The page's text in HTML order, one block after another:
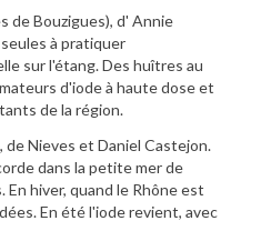
de Bouzigues), d' Annie
à pratiquer
sur l'étang. Des huîtres au
d'iode à haute dose et
de la région.
deNieves et Daniel Castejon.
dans la petite mer de
En hiver, quand le Rhône est
En été l'iode revient, avec